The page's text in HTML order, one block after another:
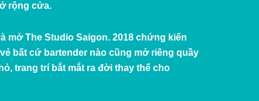
rộng cửa.
mở The Studio Saigon. 2018 chứng kiến
bất cứ bartender nào cũng mở riêng quầy
trang trí bắt mắt ra đời thay thế cho